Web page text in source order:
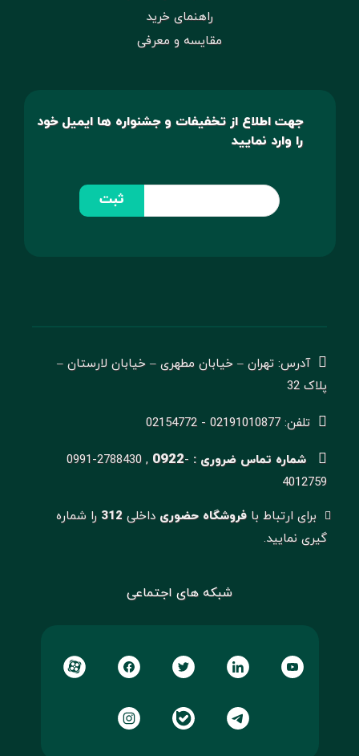
راهنمای خرید
مقایسه و معرفی
جهت اطلاع از تخفیفات و جشنواره ها ایمیل خود
را وارد نمایید
ثبت
آدرس: تهران – خیابان مطهری – خیابان لارستان –
پلاک 32
تلفن: 02191010877 - 02154772
شماره تماس ضروری : 0991-2788430 , 0922-
4012759
برای ارتباط با فروشگاه حضوریداخلی 312 را شماره
گیری نمایید.
شبکه های اجتماعی